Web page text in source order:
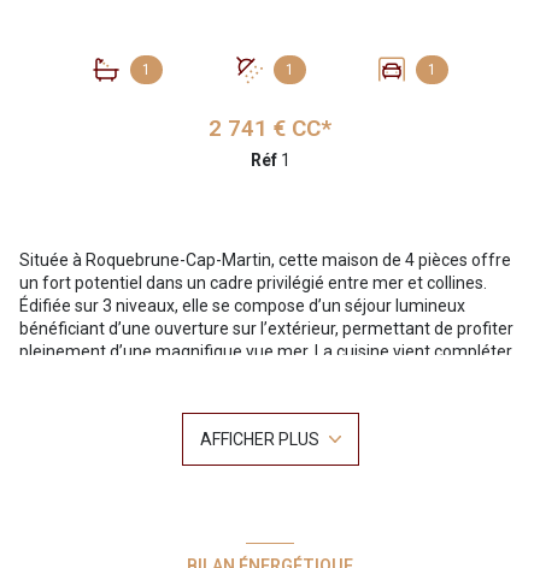
1 1 1
2 741 € CC*
Réf 1
Située à Roquebrune-Cap-Martin, cette maison de 4 pièces offre
un fort potentiel dans un cadre privilégié entre mer et collines.
Édifiée sur 3 niveaux, elle se compose d’un séjour lumineux
bénéficiant d’une ouverture sur l’extérieur, permettant de profiter
pleinement d’une magnifique vue mer. La cuisine vient compléter
que des espaces annexes complètent l’ensemble.
La configuration sur plusieurs niveaux confère à ce bien un
caractère atypique et laisse entrevoir de nombreuses possibilités
Loyer : 2741€ ( dont 41€ d'acompte sur charges)
AFFICHER PLUS